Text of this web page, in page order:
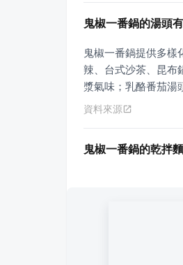
鬼椒一番鍋的湯頭
鬼椒一番鍋提供多樣
辣、台式沙茶、昆布
漿氣味；乳酪番茄湯
資料來源
鬼椒一番鍋的乾拌